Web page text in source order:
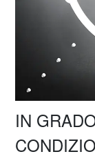
IN